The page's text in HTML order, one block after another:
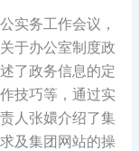
实务工作会议，
于办公室制度政
了政务信息的定
技巧等，通过实
人张嬛介绍了集
及集团网站的操